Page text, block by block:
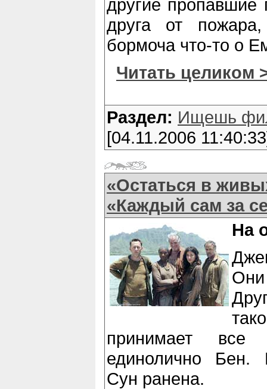
другие пропавшие
друга от
бормоча что-то о
Читать целиком
Раздел: Ищешь
[04.11.2006
«Остаться в
«Каждый сам за
На
принимает
единолично Бен.
Сун ранена.